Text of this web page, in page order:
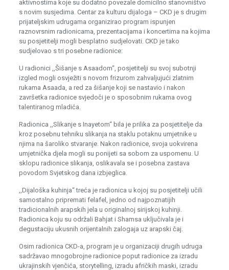
aktivnostima koje su dodatno povezale domicilno stanovništvo
s novim susjedima. Centar za kulturu dijaloga – CKD je s drugim
prijateljskim udrugama organizirao program ispunjen
raznovrsnim radionicama, prezentacijama i koncertima na kojima
su posjetitelji mogli besplatno sudjelovati. CKD je tako
sudjelovao s tri posebne radionice:
U radionici ,,Šišanje s Asaadom“, posjetitelji su svoj subotnji
izgled mogli osvježiti s novom frizurom zahvaljujući zlatnim
rukama Asaada, a red za šišanje koji se nastavio i nakon
završetka radionice svjedoči je o sposobnim rukama ovog
talentiranog mladića.
Radionica ,,Slikanje s Inayetom“ bila je prilika za posjetitelje da
kroz posebnu tehniku slikanja na staklu potaknu umjetnike u
njima na šaroliko stvaranje. Nakon radionice, svoja uokvirena
umjetnička djela mogli su ponijeti sa sobom za uspomenu. U
sklopu radionice slikanja, oslikavala se i posebna zastava
povodom Svjetskog dana izbjeglica.
,,Dijaloška kuhinja“ treća je radionica u kojoj su posjetitelji učili
samostalno pripremati felafel, jedno od najpoznatijih
tradicionalnih arapskih jela u originalnoj sirijskoj kuhinji.
Radionica koju su održali Bahjat i Shamsa uključivala je i
degustaciju ukusnih orijentalnih zalogaja uz arapski čaj.
Osim radionica CKD-a, program je u organizaciji drugih udruga
sadržavao mnogobrojne radionice poput radionice za izradu
ukrajinskih vjenčića, storytelling, izradu afričkih maski, izradu